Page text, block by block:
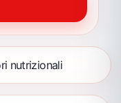
nutrizionali